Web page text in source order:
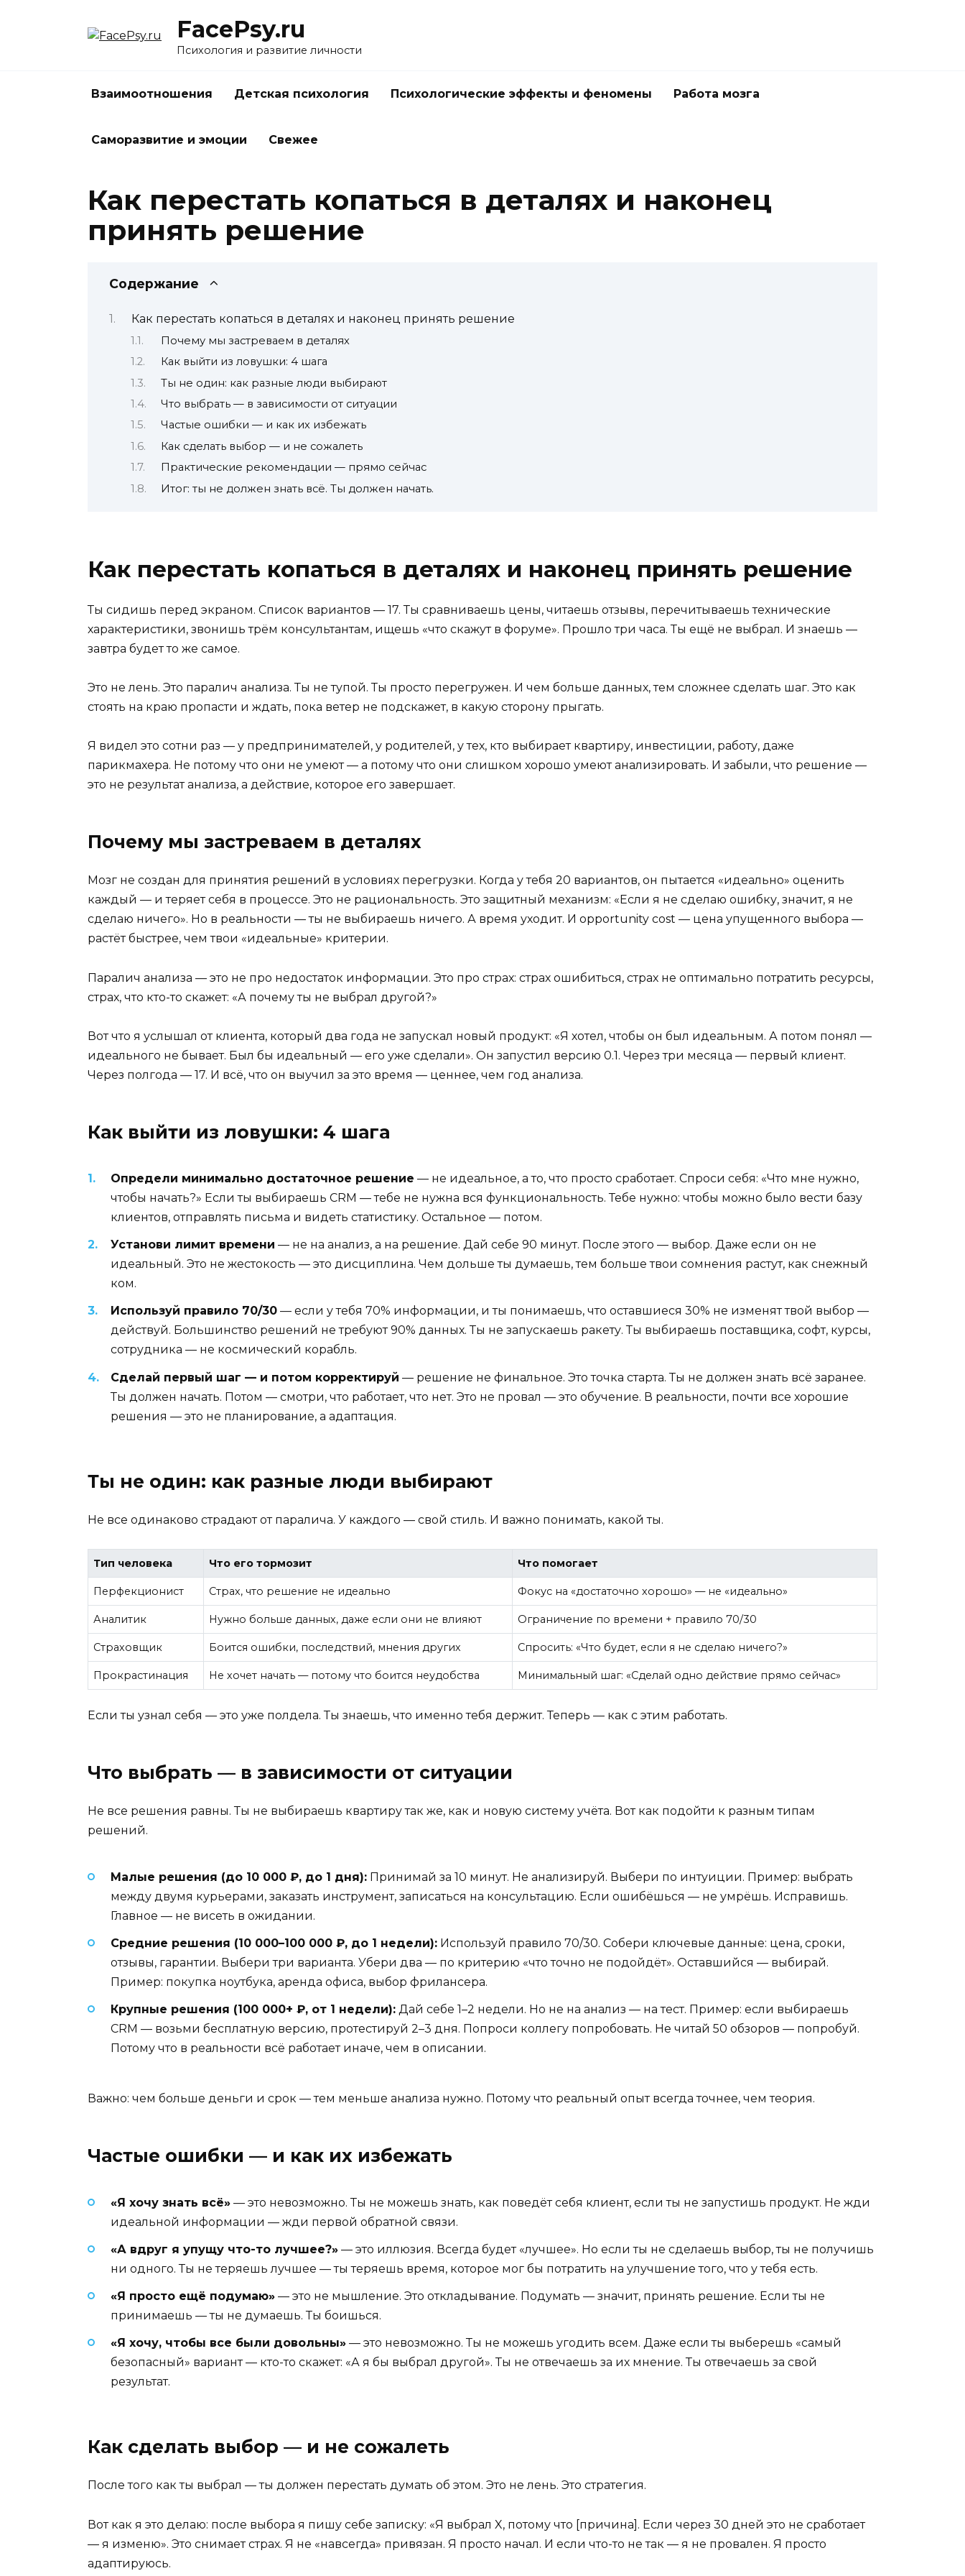
FacePsy.ru
Психология и развитие личности
Взаимоотношения Детская психология Психологические эффекты и феномены Работа мозга
Саморазвитие и эмоции Свежее
Как перестать копаться в деталях и наконец
принять решение
Содержание
Как перестать копаться в деталях и наконец принять решение
Почему мы застреваем в деталях
Как выйти из ловушки: 4 шага
Ты не один: как разные люди выбирают
Что выбрать — в зависимости от ситуации
Частые ошибки — и как их избежать
Как сделать выбор — и не сожалеть
Практические рекомендации — прямо сейчас
Итог: ты не должен знать всё. Ты должен начать.
Как перестать копаться в деталях и наконец принять решение
Ты сидишь перед экраном. Список вариантов — 17. Ты сравниваешь цены, читаешь отзывы, перечитываешь технические
характеристики, звонишь трём консультантам, ищешь «что скажут в форуме». Прошло три часа. Ты ещё не выбрал. И знаешь —
завтра будет то же самое.
Это не лень. Это паралич анализа. Ты не тупой. Ты просто перегружен. И чем больше данных, тем сложнее сделать шаг. Это как
стоять на краю пропасти и ждать, пока ветер не подскажет, в какую сторону прыгать.
Я видел это сотни раз — у предпринимателей, у родителей, у тех, кто выбирает квартиру, инвестиции, работу, даже
парикмахера. Не потому что они не умеют — а потому что они слишком хорошо умеют анализировать. И забыли, что решение —
это не результат анализа, а действие, которое его завершает.
Почему мы застреваем в деталях
Мозг не создан для принятия решений в условиях перегрузки. Когда у тебя 20 вариантов, он пытается «идеально» оценить
каждый — и теряет себя в процессе. Это не рациональность. Это защитный механизм: «Если я не сделаю ошибку, значит, я не
сделаю ничего». Но в реальности — ты не выбираешь ничего. А время уходит. И opportunity cost — цена упущенного выбора —
растёт быстрее, чем твои «идеальные» критерии.
Паралич анализа — это не про недостаток информации. Это про страх: страх ошибиться, страх не оптимально потратить ресурсы,
страх, что кто-то скажет: «А почему ты не выбрал другой?»
Вот что я услышал от клиента, который два года не запускал новый продукт: «Я хотел, чтобы он был идеальным. А потом понял —
идеального не бывает. Был бы идеальный — его уже сделали». Он запустил версию 0.1. Через три месяца — первый клиент.
Через полгода — 17. И всё, что он выучил за это время — ценнее, чем год анализа.
Как выйти из ловушки: 4 шага
Определи минимально достаточное решение — не идеальное, а то, что просто сработает. Спроси себя: «Что мне нужно,
чтобы начать?» Если ты выбираешь CRM — тебе не нужна вся функциональность. Тебе нужно: чтобы можно было вести базу
клиентов, отправлять письма и видеть статистику. Остальное — потом.
Установи лимит времени — не на анализ, а на решение. Дай себе 90 минут. После этого — выбор. Даже если он не
идеальный. Это не жестокость — это дисциплина. Чем дольше ты думаешь, тем больше твои сомнения растут, как снежный
ком.
Используй правило 70/30 — если у тебя 70% информации, и ты понимаешь, что оставшиеся 30% не изменят твой выбор —
действуй. Большинство решений не требуют 90% данных. Ты не запускаешь ракету. Ты выбираешь поставщика, софт, курсы,
сотрудника — не космический корабль.
Сделай первый шаг — и потом корректируй — решение не финальное. Это точка старта. Ты не должен знать всё заранее.
Ты должен начать. Потом — смотри, что работает, что нет. Это не провал — это обучение. В реальности, почти все хорошие
решения — это не планирование, а адаптация.
Ты не один: как разные люди выбирают
Не все одинаково страдают от паралича. У каждого — свой стиль. И важно понимать, какой ты.
Тип человека Что его тормозит Что помогает
Перфекционист Страх, что решение не идеально Фокус на «достаточно хорошо» — не «идеально»
Аналитик Нужно больше данных, даже если они не влияют Ограничение по времени + правило 70/30
Страховщик Боится ошибки, последствий, мнения других Спросить: «Что будет, если я не сделаю ничего?»
Прокрастинация Не хочет начать — потому что боится неудобства Минимальный шаг: «Сделай одно действие прямо сейчас»
Если ты узнал себя — это уже полдела. Ты знаешь, что именно тебя держит. Теперь — как с этим работать.
Что выбрать — в зависимости от ситуации
Не все решения равны. Ты не выбираешь квартиру так же, как и новую систему учёта. Вот как подойти к разным типам
решений.
Малые решения (до 10 000 ₽, до 1 дня): Принимай за 10 минут. Не анализируй. Выбери по интуиции. Пример: выбрать
между двумя курьерами, заказать инструмент, записаться на консультацию. Если ошибёшься — не умрёшь. Исправишь.
Главное — не висеть в ожидании.
Средние решения (10 000–100 000 ₽, до 1 недели): Используй правило 70/30. Собери ключевые данные: цена, сроки,
отзывы, гарантии. Выбери три варианта. Убери два — по критерию «что точно не подойдёт». Оставшийся — выбирай.
Пример: покупка ноутбука, аренда офиса, выбор фрилансера.
Крупные решения (100 000+ ₽, от 1 недели): Дай себе 1–2 недели. Но не на анализ — на тест. Пример: если выбираешь
CRM — возьми бесплатную версию, протестируй 2–3 дня. Попроси коллегу попробовать. Не читай 50 обзоров — попробуй.
Потому что в реальности всё работает иначе, чем в описании.
Важно: чем больше деньги и срок — тем меньше анализа нужно. Потому что реальный опыт всегда точнее, чем теория.
Частые ошибки — и как их избежать
«Я хочу знать всё» — это невозможно. Ты не можешь знать, как поведёт себя клиент, если ты не запустишь продукт. Не жди
идеальной информации — жди первой обратной связи.
«А вдруг я упущу что-то лучшее?» — это иллюзия. Всегда будет «лучшее». Но если ты не сделаешь выбор, ты не получишь
ни одного. Ты не теряешь лучшее — ты теряешь время, которое мог бы потратить на улучшение того, что у тебя есть.
«Я просто ещё подумаю» — это не мышление. Это откладывание. Подумать — значит, принять решение. Если ты не
принимаешь — ты не думаешь. Ты боишься.
«Я хочу, чтобы все были довольны» — это невозможно. Ты не можешь угодить всем. Даже если ты выберешь «самый
безопасный» вариант — кто-то скажет: «А я бы выбрал другой». Ты не отвечаешь за их мнение. Ты отвечаешь за свой
результат.
Как сделать выбор — и не сожалеть
После того как ты выбрал — ты должен перестать думать об этом. Это не лень. Это стратегия.
Вот как я это делаю: после выбора я пишу себе записку: «Я выбрал X, потому что [причина]. Если через 30 дней это не сработает
— я изменю». Это снимает страх. Я не «навсегда» привязан. Я просто начал. И если что-то не так — я не провален. Я просто
адаптируюсь.